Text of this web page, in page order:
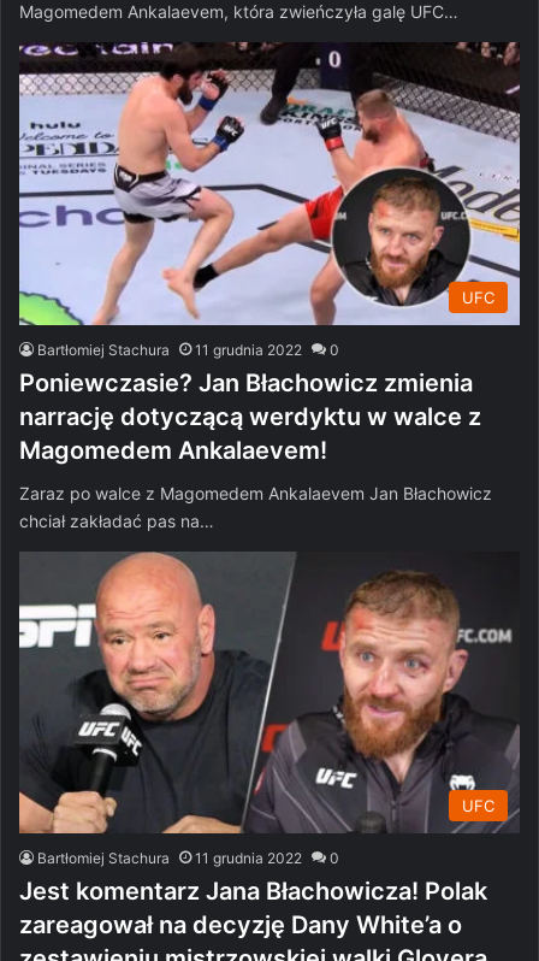
Magomedem Ankalaevem, która zwieńczyła galę UFC…
UFC
Bartłomiej Stachura 11 grudnia 2022 0
Poniewczasie? Jan Błachowicz zmienia
narrację dotyczącą werdyktu w walce z
Magomedem Ankalaevem!
Zaraz po walce z Magomedem Ankalaevem Jan Błachowicz
chciał zakładać pas na…
UFC
Bartłomiej Stachura 11 grudnia 2022 0
Jest komentarz Jana Błachowicza! Polak
zareagował na decyzję Dany White’a o